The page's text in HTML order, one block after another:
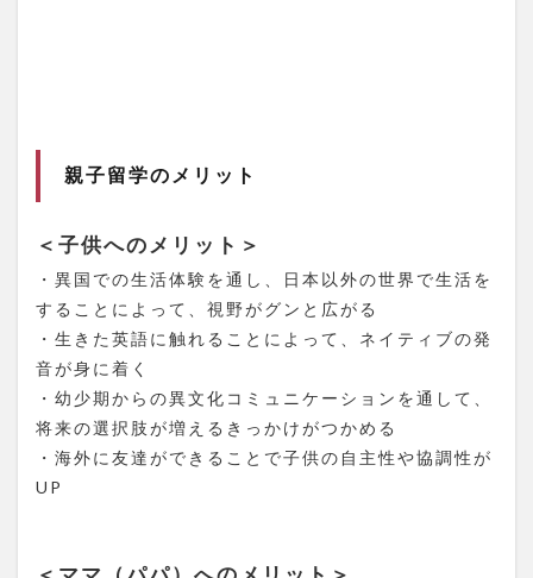
親子
留学
＆費
用ラ
ンキ
ング
1.7.1
渡航国/
都市 人
気ラン
キング
ススメ
親子留学のメリット
＜子供へのメリット＞
・異国での生活体験を通し、日本以外の世界で生活を
することによって、視野がグンと広がる
・生きた英語に触れることによって、ネイティブの発
音が身に着く
・幼少期からの異文化コミュニケーションを通して、
将来の選択肢が増えるきっかけがつかめる
・海外に友達ができることで子供の自主性や協調性が
UP